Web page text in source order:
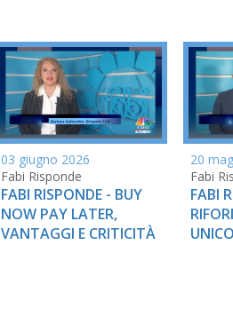
03 giugno 2026
Fabi Risponde
FABI RISPONDE - BUY
NOW PAY LATER,
VANTAGGI E CRITICITÀ
20
Fabi
FABI